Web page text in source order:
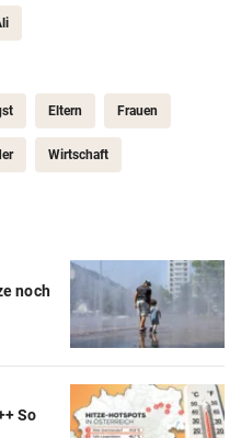
Eltern Frauen
Wirtschaft
noch
So